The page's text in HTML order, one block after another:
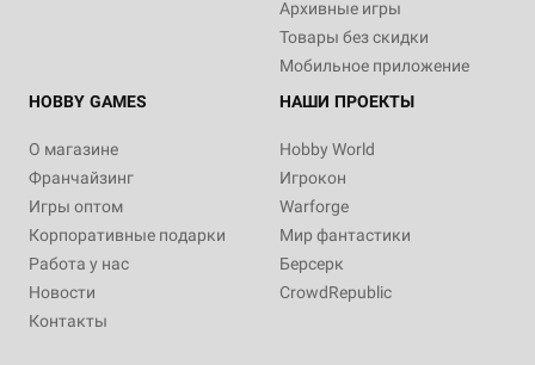
Архивные игры
Товары без скидки
Мобильное приложение
HOBBY GAMES
О магазине
Франчайзинг
Игры оптом
Корпоративные подарки
Работа у нас
Новости
Контакты
НАШИ ПРОЕКТЫ
Hobby World
Игрокон
Warforge
Мир фантастики
Берсерк
CrowdRepublic